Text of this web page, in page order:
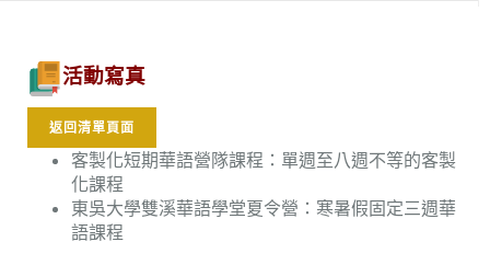
活動寫真
返回清單頁面
客製化短期華語營隊課程：單週至八週不等的客製
化課程
東吳大學雙溪華語學堂夏令營：寒暑假固定三週華
語課程